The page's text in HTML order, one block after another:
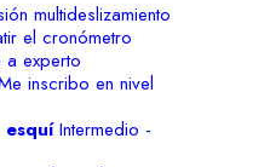
multideslizamiento
el cronómetro
a experto
inscribo en nivel
esquí Intermedio -